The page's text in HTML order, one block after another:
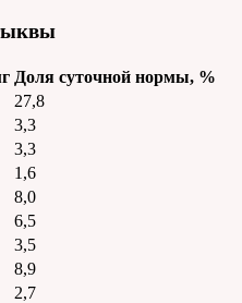
Доля суточной нормы, %
27,8
3,3
3,3
1,6
8,0
6,5
3,5
8,9
2,7